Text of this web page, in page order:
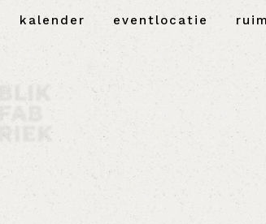
kalender eventlocatie